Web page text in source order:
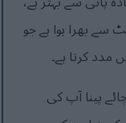
سے بھرا ہوا ہے جو
کرتا ہے۔
پینا آپ کی